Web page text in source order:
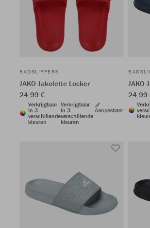
BADSLIPPERS
JAKO Jakolette Locker
24,99 €
Verkrijgbaar
in 3
verschillende
kleuren
Verkrijgbaar
in 3
verschillende
kleuren
Aanpasbaar
JAKO
24,99